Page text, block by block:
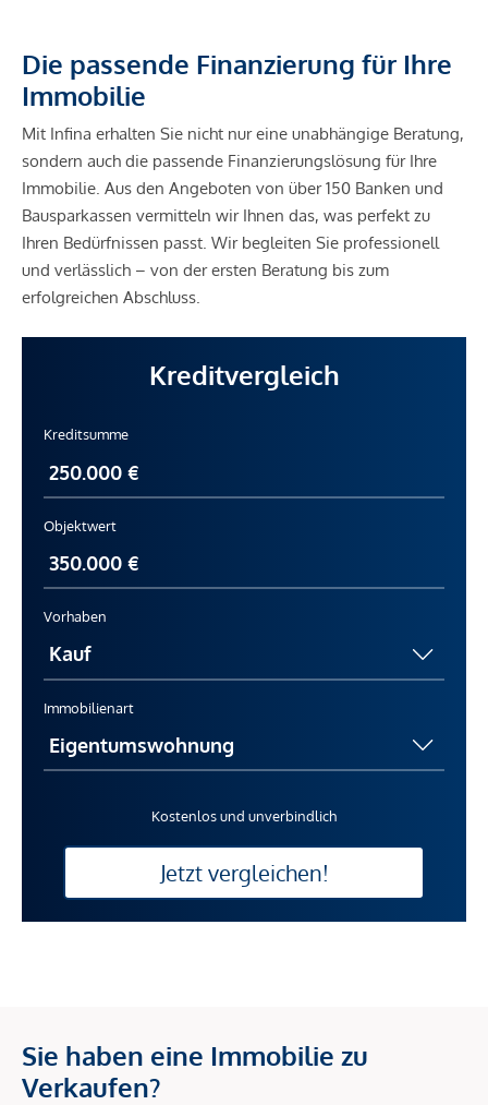
Die passende Finanzierung für Ihre
Immobilie
Mit Infina erhalten Sie nicht nur eine unabhängige Beratung,
sondern auch die passende Finanzierungslösung für Ihre
Immobilie. Aus den Angeboten von über 150 Banken und
Bausparkassen vermitteln wir Ihnen das, was perfekt zu
Ihren Bedürfnissen passt. Wir begleiten Sie professionell
und verlässlich – von der ersten Beratung bis zum
erfolgreichen Abschluss.
Kreditvergleich
Kreditsumme
Objektwert
Vorhaben
Immobilienart
Kostenlos und unverbindlich
Jetzt vergleichen!
Sie haben eine Immobilie zu
Verkaufen?